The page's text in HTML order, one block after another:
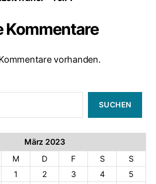
Kommentare
vorhanden.
SUCHEN
März 2023
M D F S
S
1
2 3 4
5